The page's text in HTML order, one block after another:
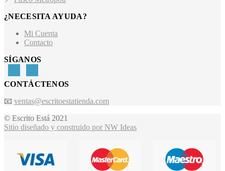
¿NECESITA AYUDA?
Mi Cuenta
Contacto
SÍGANOS
CONTÁCTENOS
📧 ventas@escritoestatienda.com
© Escrito Está 2021
Sitio diseñado y construido por NW Ideas